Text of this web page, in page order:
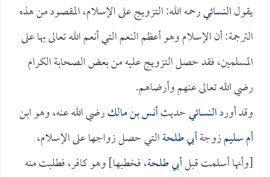
يقولالنسائيرحمه الله: التزويج على الإسلام، المقصود من هذه
الترجمة: أن الإسلام وهو أعظم النعم التي أنعم الله تعالى بها على
المسلمين، فقد حصل التزويج عليه من بعض الصحابة الكرام
رضي الله تعالى عنهم وأرضاهم.
وقد أوردالنسائيحديثأنس بن مالكرضي الله عنه، وهو ابن
أم سليمزوجةأبي طلحةالتي حصل زواجها على الإسلام،
[وأنها أسلمت قبلأبي طلحة، فخطبها] وهو كافر، فطلبت منه